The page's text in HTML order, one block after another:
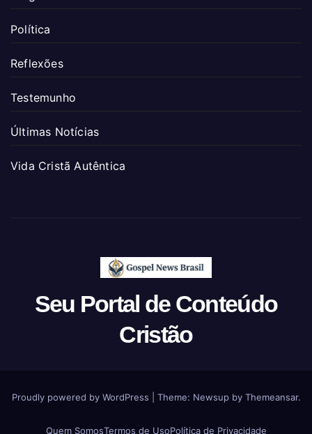
Política
Reflexões
Testemunho
Últimas Notícias
Vida Cristã Autêntica
Seu Portal de Conteúdo
Cristão
Proudly powered by WordPress Theme: Newsup by Themeansar.
Quem SomosTermos de UsoPolítica de Privacidade